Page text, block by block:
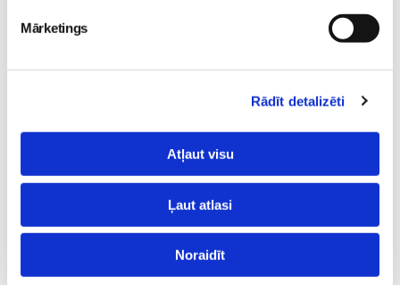
Mārketings
Rādīt detalizēti
Atļaut visu
Ļaut atlasi
Noraidīt
19 20
21 22 23 24 25 26
Trimestris
30 31